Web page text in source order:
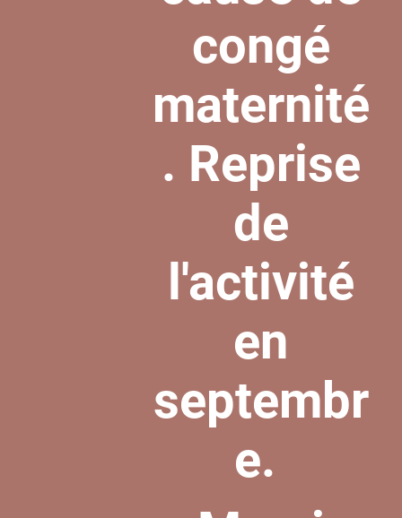
congé
maternité
. Reprise
de
l'activité
en
septembr
e.